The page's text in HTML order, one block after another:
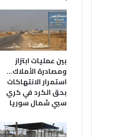
بين عمليات ابتزاز
ومصادرة الأملاك…
استمرار الانتهاكات
بحق الكرد في كري
سبي شمال سوريا